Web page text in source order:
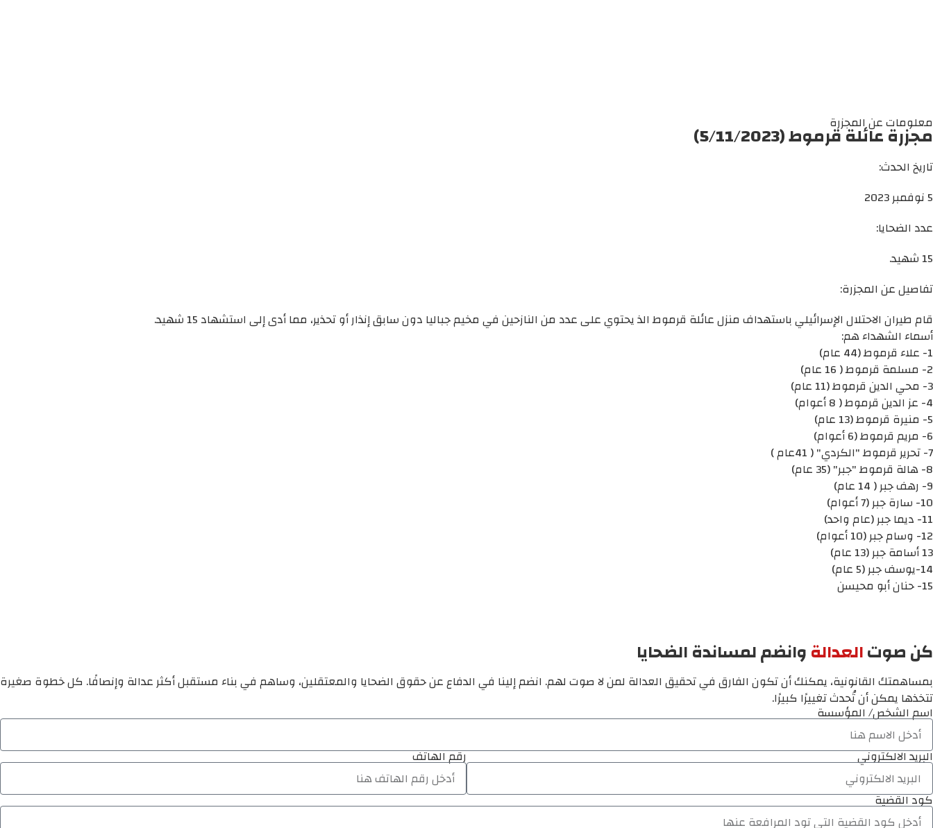
معلومات عن المجزرة
مجزرة عائلة قرموط (5/11/2023)
تاريخ الحدث:
5 نوفمبر 2023
عدد الضحايا:
15 شهيد.
تفاصيل عن المجزرة:
قام طيران الاحتلال الإسرائيلي باستهداف منزل عائلة قرموط الذ يحتوي على عدد من النازحين في مخيم جباليا دون سابق إنذار أو تحذير، مما أدى إلى استشهاد 15 شهيد.
أسماء الشهداء هم:
1- علاء قرموط (44 عام)
2- مسلمة قرموط ( 16 عام)
3- محي الدين قرموط (11 عام)
4- عز الدين قرموط ( 8 أعوام)
5- منيرة قرموط (13 عام)
6- مريم قرموط (6 أعوام)
7- تحرير قرموط "الكردي" ( 41عام )
8- هالة قرموط "جبر" (35 عام)
9- رهف جبر ( 14 عام)
10- سارة جبر (7 أعوام)
11- ديما جبر (عام واحد)
12- وسام جبر (10 أعوام)
13 أسامة جبر (13 عام)
14-يوسف جبر (5 عام)
15- حنان أبو محيسن
كن صوتالعدالةوانضم لمساندة الضحايا
بمساهمتك القانونية، يمكنك أن تكون الفارق في تحقيق العدالة لمن لا صوت لهم. انضم إلينا في الدفاع عن حقوق الضحايا والمعتقلين، وساهم في بناء مستقبل أكثر عدالة وإنصافًا. كل خطوة صغيرة
تتخذها يمكن أن تُحدث تغييرًا كبيرًا.
اسم الشخص/ المؤسسة
البريد الالكتروني رقم الهاتف
كود القضية